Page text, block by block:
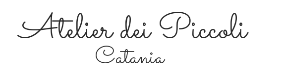
Atelier dei Piccoli
Catania